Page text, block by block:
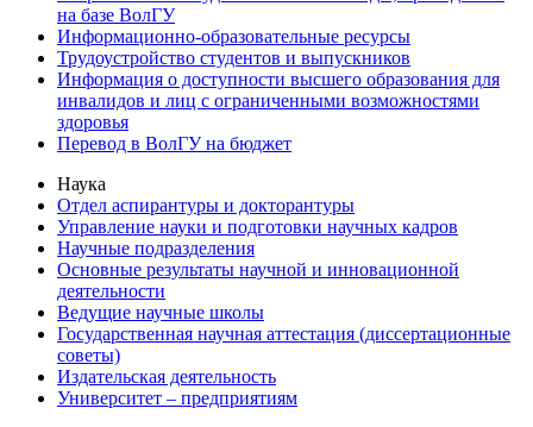
на базе ВолГУ
Информационно-образовательные ресурсы
Трудоустройство студентов и выпускников
Информация о доступности высшего образования для
инвалидов и лиц с ограниченными возможностями
здоровья
Перевод в ВолГУ на бюджет
Наука
Отдел аспирантуры и докторантуры
Управление науки и подготовки научных кадров
Научные подразделения
Основные результаты научной и инновационной
деятельности
Ведущие научные школы
Государственная научная аттестация (диссертационные
советы)
Издательская деятельность
Университет – предприятиям